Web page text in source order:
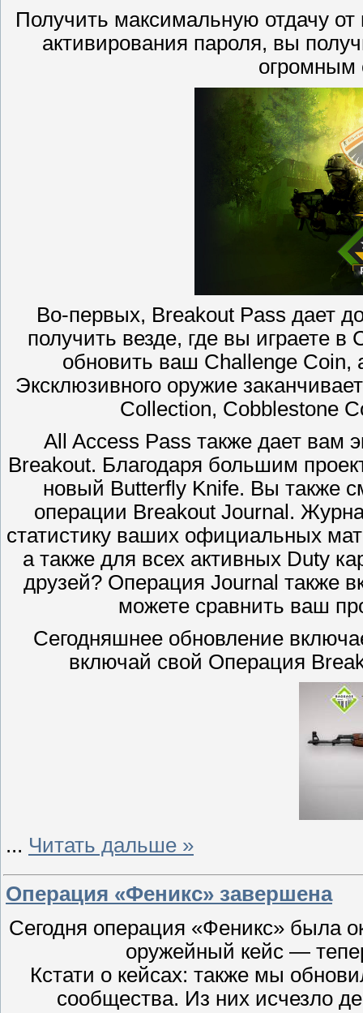
Получить максимальную отдачу
активирования пароля, вы
огромным
Во-первых, Breakout Pass дает
получить везде, где вы играете
обновить ваш Challenge Coin,
Эксклюзивного оружие
Collection, Cobblestone
All Access Pass также дает вам
Breakout. Благодаря большим
новый Butterfly Knife. Вы также
операции Breakout Journal.
статистику ваших официальных
а также для всех активных Duty
друзей? Операция Journal также
можете сравнить ваш
Сегодняшнее обновление
включай свой Операция
... Читать дальше »
Операция «Феникс» завершена
Сегодня операция «Феникс» была
оружейный кейс —
Кстати о кейсах: также мы
сообщества. Из них исчезло